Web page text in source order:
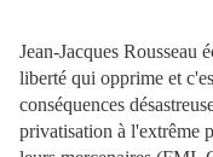
Jean-Jacques Rousseau
liberté qui opprime et
conséquences
privatisation à l'extrême